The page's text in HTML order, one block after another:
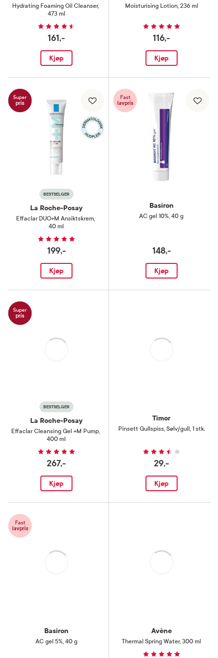
Hydrating Foaming Oil Cleanser,
473 ml
161,-
Kjøp
Moisturising Lotion, 236 ml
116,-
Kjøp
Super
pris
BESTSELGER
La Roche-Posay
Effaclar DUO+M Ansiktskrem,
40 ml
199,-
Kjøp
Fast
lavpris
Basiron
AC gel 10%, 40 g
148,-
Kjøp
Super
pris
BESTSELGER
La Roche-Posay
Effaclar Cleansing Gel +M Pump,
400 ml
267,-
Kjøp
Timor
Pinsett Gullspiss, Sølv/gull, 1 stk.
29,-
Kjøp
Fast
lavpris
Basiron
AC gel 5%, 40 g
Avène
Thermal Spring Water, 300 ml